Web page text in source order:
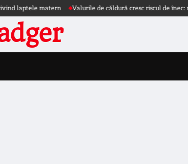
matern Valurile de căldură cresc riscul de înec: